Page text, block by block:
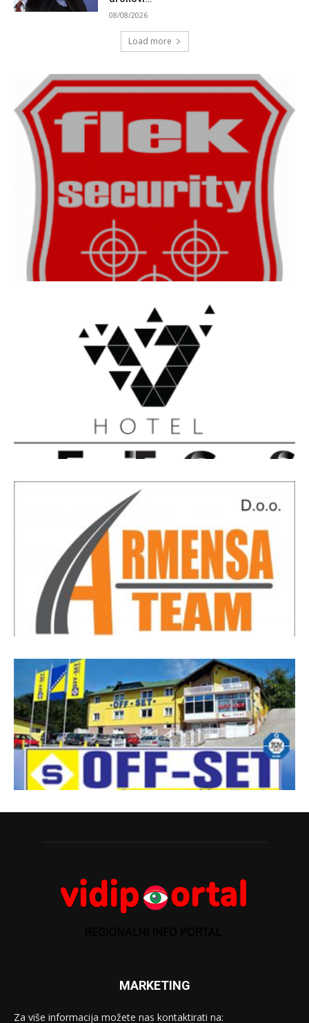
08/08/2026
Load more
MARKETING
Za više informacija možete nas kontaktirati na: